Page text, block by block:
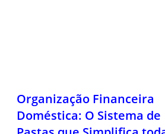
Organização Financeira
Doméstica: O Sistema de